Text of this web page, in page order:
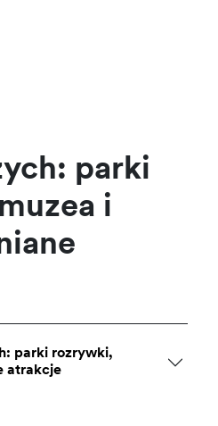
parki
i
parki rozrywki,
atrakcje